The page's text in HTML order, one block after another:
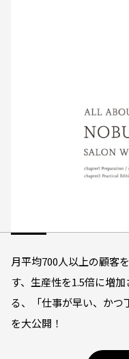
月平均700人以上の顧客
す、生産性を1.5倍に増
る、「仕事が早い、か
を大公開！